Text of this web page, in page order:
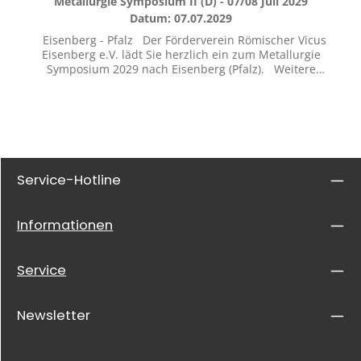
Datum: 07.07.2029
Eisenberg - Pfalz Der Förderverein Römischer Vicus
Eisenberg e.V. lädt Sie herzlich ein zum Metallurgie
Symposium 2029 nach Eisenberg (Pfalz). Weitere
Service-Hotline
Informationen
Service
Newsletter